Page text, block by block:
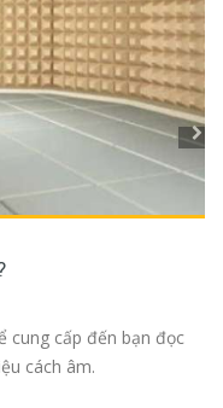
cung cấp đến bạn đọc
cách âm.